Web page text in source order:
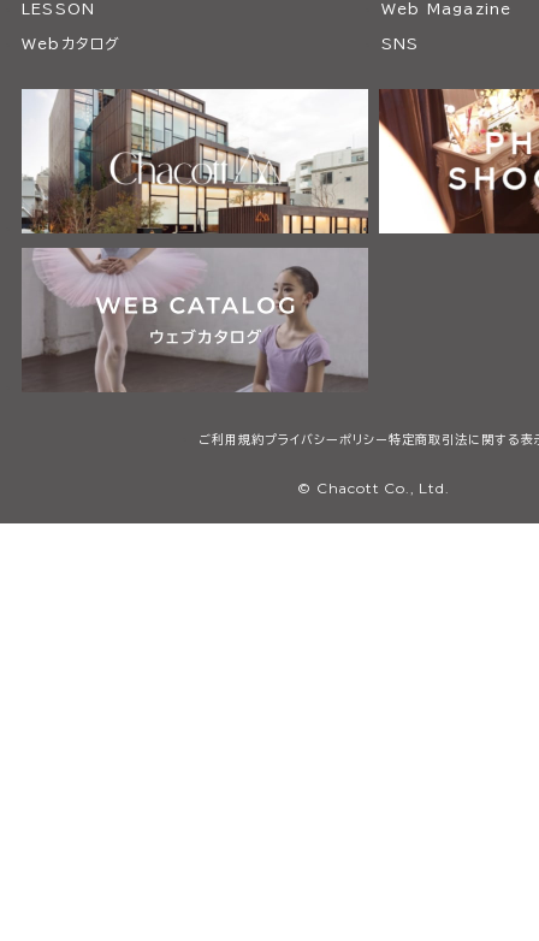
LESSON Web Magazine
Webカタログ SNS
ご利用規約プライバシーポリシー特定商取引法に関する表
© Chacott Co., Ltd.